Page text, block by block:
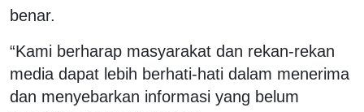
benar.
“Kami berharap masyarakat dan rekan-rekan
media dapat lebih berhati-hati dalam menerima
dan menyebarkan informasi yang belum